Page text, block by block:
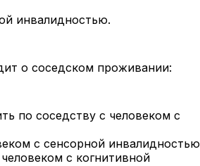
инвалидностью.
о соседском проживании:
по соседству с человеком с
с сенсорной инвалидностью
с когнитивной